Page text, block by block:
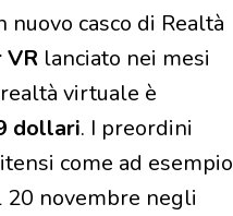
casco di Realtà
VR lanciato nei mesi
virtuale è
dollari. I preordini
come ad esempio
20 novembre negli